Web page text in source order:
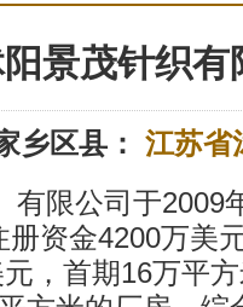
景茂针织有
乡区县： 江苏省
有限公司于2009
资金4200万美
，首期16万平